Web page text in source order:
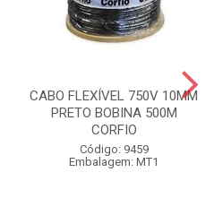
CABO FLEXÍVEL 750V 10MM
PRETO BOBINA 500M
CORFIO
Código: 9459
Embalagem: MT1